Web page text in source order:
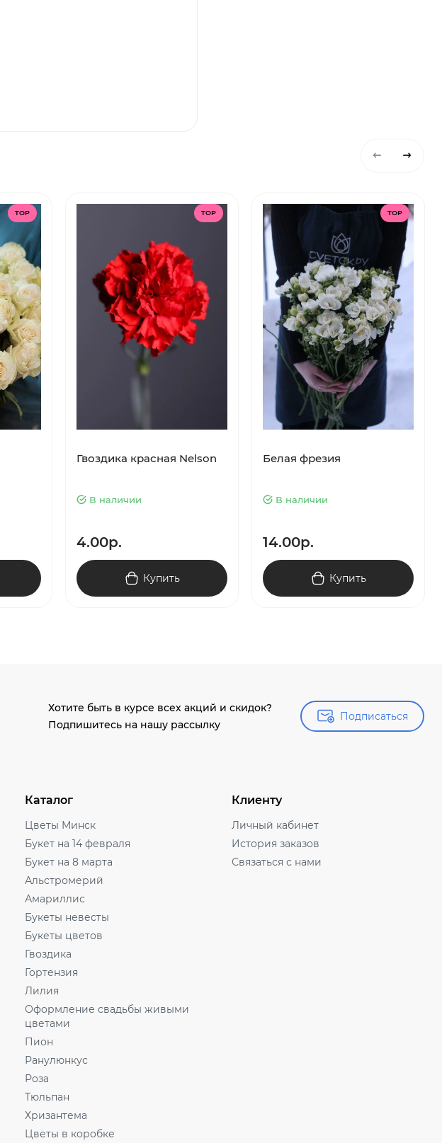
TOP TOP
Гвоздика красная Nelson
В наличии
4.00р.
Купить
TOP
Белая фрезия
В наличии
14.00р.
Купить
Хотите быть в курсе всех акций и скидок?
Подпишитесь на нашу рассылку
Подписаться
Подписаться
Каталог
Цветы Минск
Букет на 14 февраля
Букет на 8 марта
Альстромерий
Амариллис
Букеты невесты
Букеты цветов
Гвоздика
Гортензия
Лилия
Оформление свадьбы живыми
цветами
Пион
Ранулюнкус
Роза
Тюльпан
Хризантема
Цветы в коробке
Клиенту
Личный кабинет
История заказов
Связаться с нами